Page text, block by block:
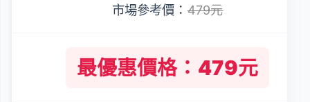
市場參考價：479元
最優惠價格：479元